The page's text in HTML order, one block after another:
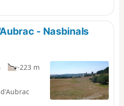
qui a su conserver son
Vous arrivez dans La ville
sur les rives du Lot et
coteaux les anciennes
de vignes et arbres fruitiers.
- Nasbinals
-223 m